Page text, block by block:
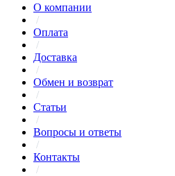
О компании
/
Оплата
/
Доставка
/
Обмен и возврат
/
Статьи
/
Вопросы и ответы
/
Контакты
/